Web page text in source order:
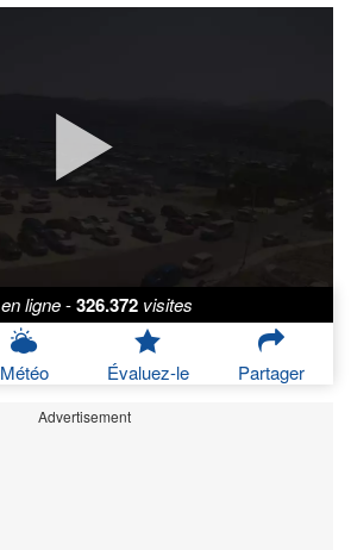
en ligne - 326.372 visites
Météo Évaluez-le Partager
Advertisement